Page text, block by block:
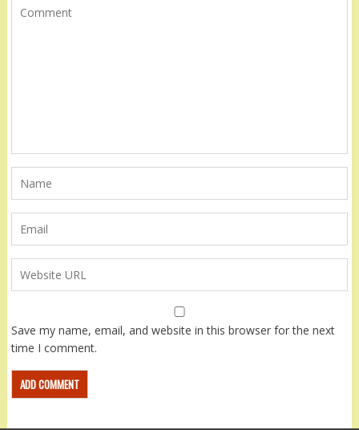
Save my name, email, and website in this browser for the next
time I comment.